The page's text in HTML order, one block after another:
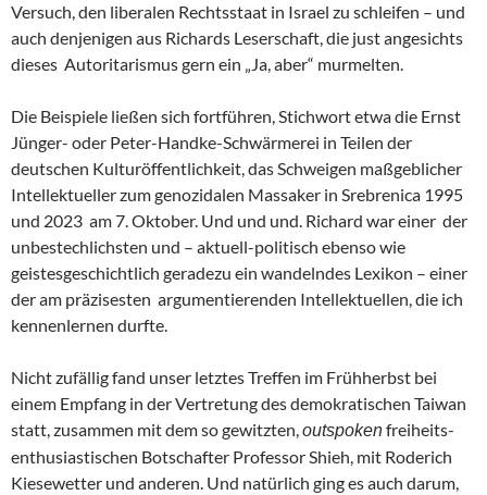
Versuch, den liberalen Rechtsstaat in Israel zu schleifen – und
auch denjenigen aus Richards Leserschaft, die just angesichts
dieses Autoritarismus gern ein „Ja, aber“ murmelten.
Die Beispiele ließen sich fortführen, Stichwort etwa die Ernst
Jünger- oder Peter-Handke-Schwärmerei in Teilen der
deutschen Kulturöffentlichkeit, das Schweigen maßgeblicher
Intellektueller zum genozidalen Massaker in Srebrenica 1995
und 2023 am 7. Oktober. Und und und. Richard war einer der
unbestechlichsten und – aktuell-politisch ebenso wie
geistesgeschichtlich geradezu ein wandelndes Lexikon – einer
der am präzisesten argumentierenden Intellektuellen, die ich
kennenlernen durfte.
Nicht zufällig fand unser letztes Treffen im Frühherbst bei
einem Empfang in der Vertretung des demokratischen Taiwan
statt, zusammen mit dem so gewitzten,outspokenfreiheits-
enthusiastischen Botschafter Professor Shieh, mit Roderich
Kiesewetter und anderen. Und natürlich ging es auch darum,